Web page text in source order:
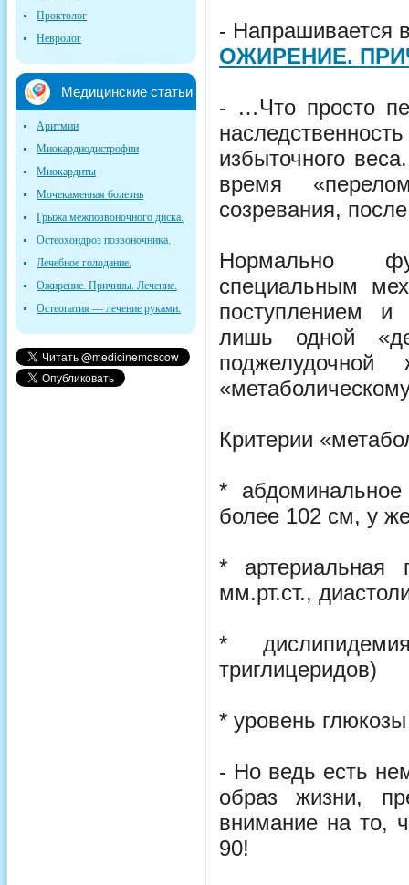
- Напрашивается
ОЖИРЕНИЕ.
- …Что просто
избыточного
время
созревания,
Нормально
специальным
поступлением и
лишь одной
Критерии
*
более 102 см, у
* артериальная
мм.рт.ст.,
*
триглицеридов)
* уровень
- Но ведь есть
образ жизни,
внимание на то,
90!
Проктолог
Невролог
Медицинские статьи
Аритмии
Миокардиодистрофии
Миокардиты
Мочекаменная болезнь
Грыжа межпозвоночного диска.
Остеохондроз позвоночника.
Лечебное голодание.
Ожирение. Причины. Лечение.
Остеопатия — лечение руками.